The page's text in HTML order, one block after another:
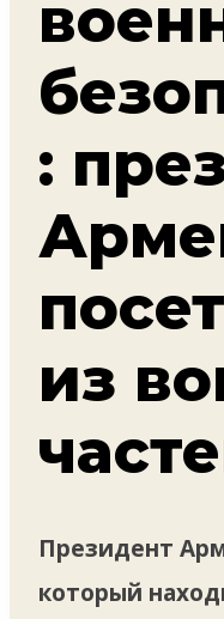
:
из
Президент
который